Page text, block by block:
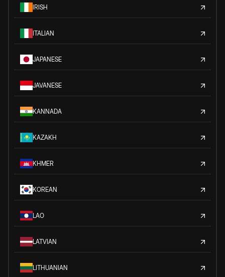
IRISH
ITALIAN
JAPANESE
JAVANESE
KANNADA
KAZAKH
KHMER
KOREAN
LAO
LATVIAN
LITHUANIAN